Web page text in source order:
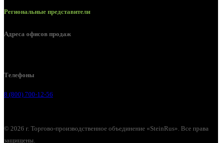
Региональные представители
Адреса офисов продаж
Телефоны
8 (800) 700-12-56
© 2026 г. Торгово-производственное объединение «SteinRus». Все права
защищены.